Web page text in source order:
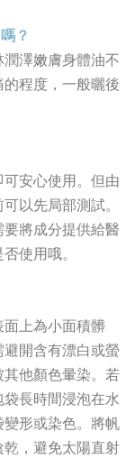
？
澤嫩膚身體油不
程度，一般曬後
安心使用。但由
以先局部測試。
將成分提供給醫
使用哦。
面上為小面積髒
開含有漂白或螢
他顏色暈染。若
長時間浸泡在水
形或染色。將帆
，避免太陽直射